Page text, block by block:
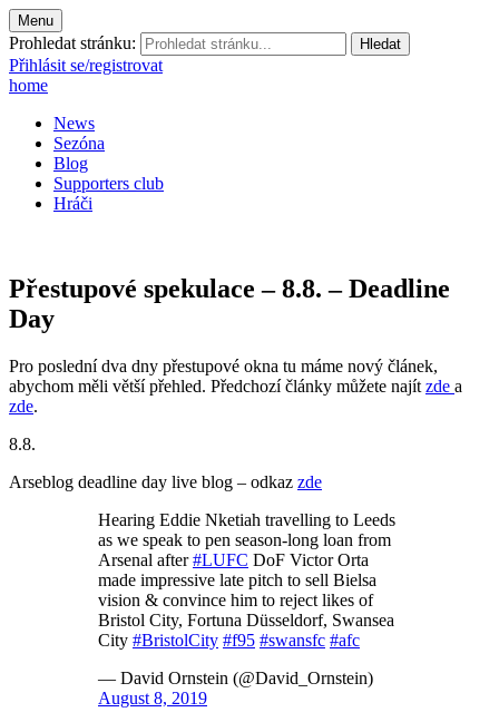
Menu
Prohledat stránku:
Přihlásit se/registrovat
home
News
Sezóna
Blog
Supporters club
Hráči
Přestupové spekulace – 8.8. – Deadline
Day
Pro poslední dva dny přestupové okna tu máme nový článek,
abychom měli větší přehled. Předchozí články můžete najít zde a
zde.
8.8.
Arseblog deadline day live blog – odkaz zde
Hearing Eddie Nketiah travelling to Leeds
as we speak to pen season-long loan from
Arsenal after#LUFC DoF Victor Orta
made impressive late pitch to sell Bielsa
vision & convince him to reject likes of
Bristol City, Fortuna Düsseldorf, Swansea
City #BristolCity #f95 #swansfc #afc
— David Ornstein (@David_Ornstein)
August 8, 2019